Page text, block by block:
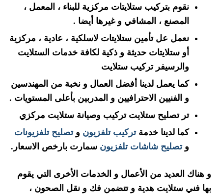
نقوم بتركيب ستلايتات مركزية للبناء ، المعمل ،
المصنع ، المشافي و غيرها أيضا .
نعمل عل تأمين ستلايتات لاسلكية ، عادية ، مركزية
أو ستلايتات حديثة و ذكية لكافة خدمات الستلايت
والرسيفر تركيب ستلايت
كما يعمل لدينا أفضل العمال و نخبة من المهندسين
و الفنيين الاحترافيين و المدربين بأعلى المستويات .
تر تصليح ستلايت تركيب وصيانة ستلايت مركزي
كما لدينا خدمةتركيب تلفزيون وتصليح تلفزيونات
وتصليح شاشات تلفزيون سمارت بارخص الاسعار.
و هناك العديد من الأعمال و الخدمات الأخرى التي يقوم
بها فني ستلايت هدية و تتضمن فك و نقل الصحون ،